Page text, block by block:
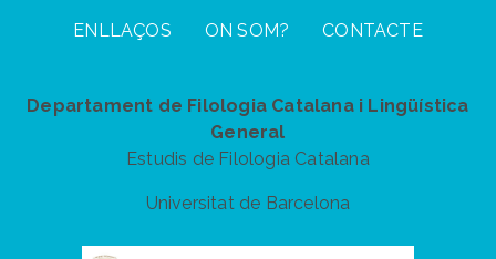
Menu
ENLLAÇOS ON SOM? CONTACTE
Departament de Filologia Catalana i Lingüística
General
Estudis de Filologia Catalana
Universitat de Barcelona